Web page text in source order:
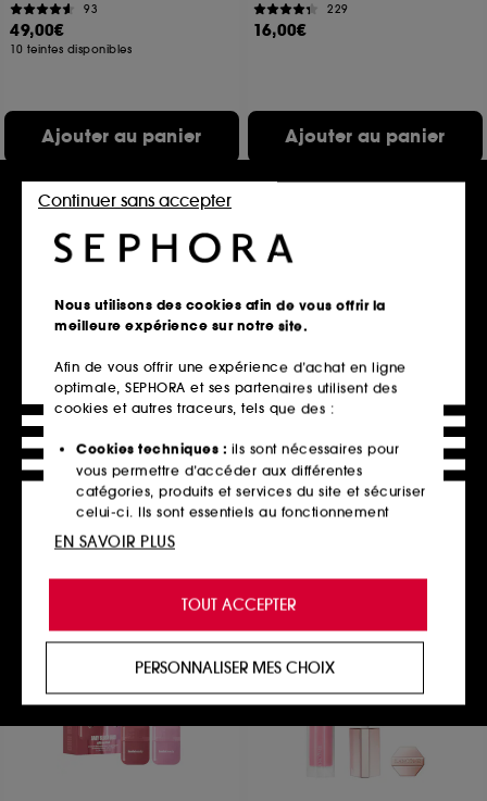
93
49,00€
10 teintes disponibles
Ajouter au panier
229
16,00€
Ajouter au panier
GIVENCHY
Rose Perfecto Lip Balm
555
44,00€
10 teintes disponibles
CHARLOTTE TILBURY
Lip Brush
25,00€
Nous utilisons des cookies afin de vous offrir la
meilleure expérience sur notre site.
Afin de vous offrir une expérience d’achat en ligne
optimale, SEPHORA et ses partenaires utilisent des
cookies et autres traceurs, tels que des :
Cookies techniques : ils sont nécessaires pour
vous permettre d’accéder aux différentes
catégories, produits et services du site et sécuriser
celui-ci. Ils sont essentiels au fonctionnement
technique du site et ne peuvent être désactivés.
de vous offrir une expérience enrichie et
personnalisée en vous recommandant des
produits, des services et des contenus qui
proposer des offres promotionnelles adaptées à
votre profil.
Cookies réseaux sociaux et publicité :
utilisés pour vous présenter du contenu susceptible
de vous plaire via des publicités, y compris sur des
TOUT ACCEPTER
Continuer sans accepter
PERSONNALISER MES CHOIX
EN SAVOIR PLUS